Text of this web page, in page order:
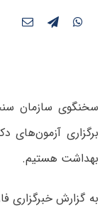
سخنگوی سازمان
برگزاری آزمون‌های
بهداشت هستیم.
به گزارش